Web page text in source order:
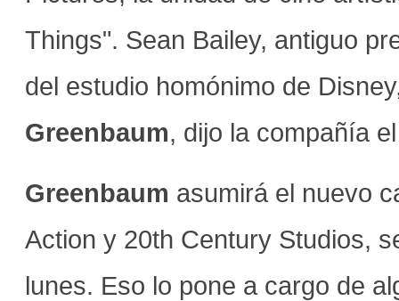
Things". Sean Bailey, antiguo
del estudio homónimo de
Greenbaum, dijo la compañía
Greenbaum asumirá el nuevo
Action y 20th Century Studios,
lunes. Eso lo pone a cargo de